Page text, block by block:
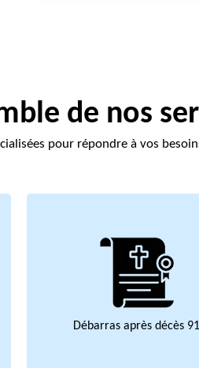
de nos
pour répondre à vos
Débarras après décès 91